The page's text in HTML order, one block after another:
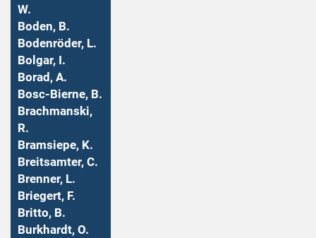
W.
Boden, B.
Bodenröder, L.
Bolgar, I.
Borad, A.
Bosc-Bierne, B.
Brachmanski,
R.
Bramsiepe, K.
Breitsamter, C.
Brenner, L.
Briegert, F.
Britto, B.
Burkhardt, O.